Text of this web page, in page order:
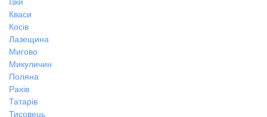
Кваси
Косів
Лазещина
Мигово
Микуличин
Поляна
Рахів
Татарів
Тисовець